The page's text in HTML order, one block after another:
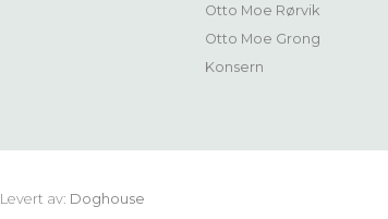
Otto Moe Rørvik
Otto Moe Grong
Konsern
Levert av: Doghouse